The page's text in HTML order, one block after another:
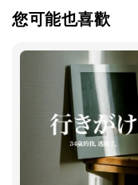
您可能也喜歡